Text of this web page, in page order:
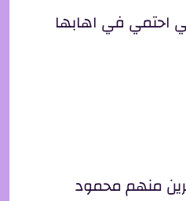
احتمي في اهابها
منهم محمود